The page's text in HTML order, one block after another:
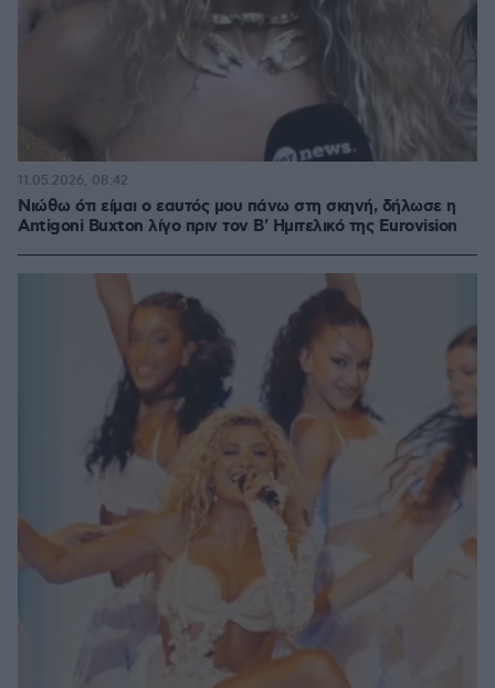
Νιώθω ότι είμαι ο εαυτός μου πάνω στη σκηνή, δήλωσε η
Antigoni Buxton λίγο πριν τον Β' Ημιτελικό της Eurovision
11.05.2026, 08:42